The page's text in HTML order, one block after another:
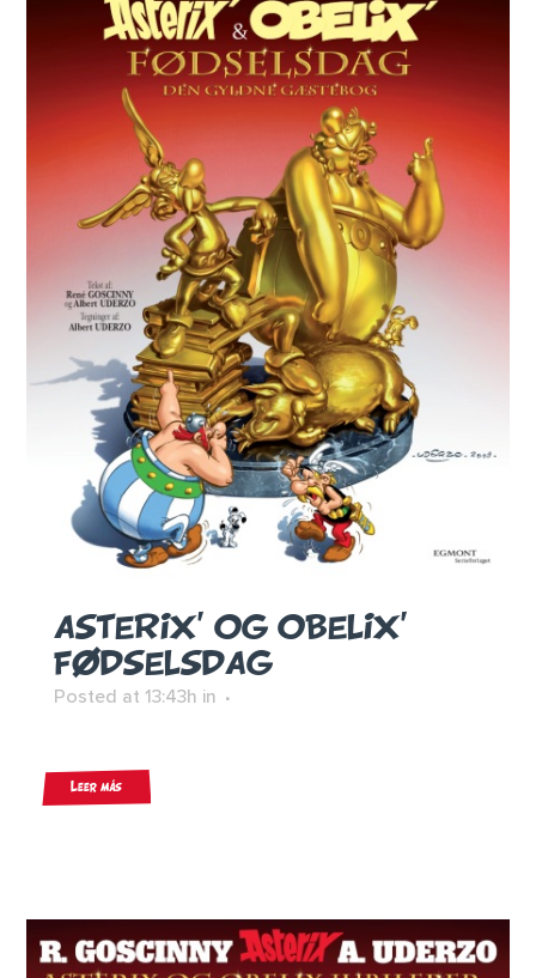
ASTERIX’ OG OBELIX’
FØDSELSDAG
Posted at 13:43h in
Leer más